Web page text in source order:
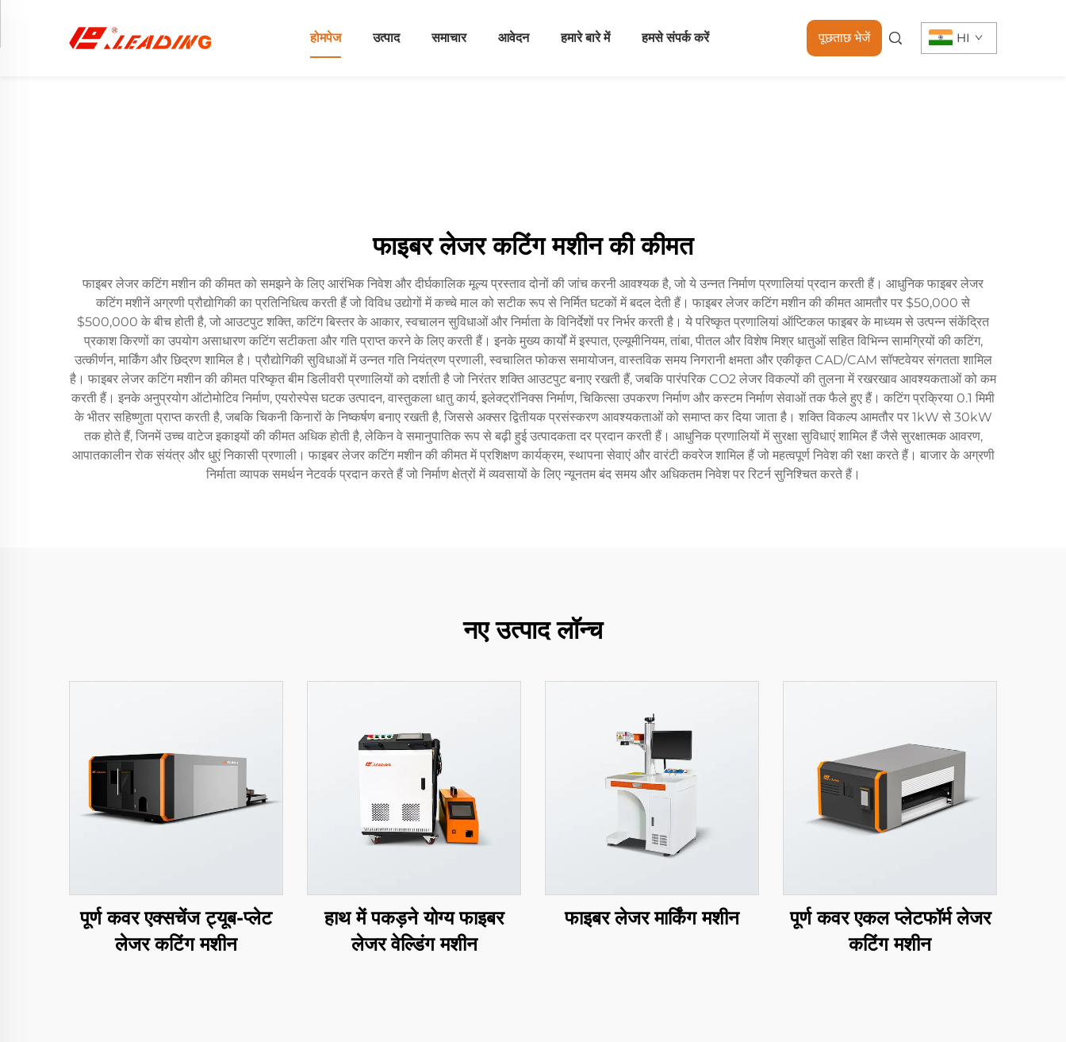
होमपेज उत्पाद समाचार आवेदन हमारे बारे में हमसे संपर्क करें पूछताछ भेजें HI
फाइबर लेजर कटिंग मशीन की कीमत
फाइबर लेजर कटिंग मशीन की कीमत को समझने के लिए आरंभिक निवेश और दीर्घकालिक मूल्य प्रस्ताव दोनों की जांच करनी आवश्यक है, जो ये उन्नत निर्माण प्रणालियां प्रदान करती हैं। आधुनिक फाइबर लेजर
कटिंग मशीनें अग्रणी प्रौद्योगिकी का प्रतिनिधित्व करती हैं जो विविध उद्योगों में कच्चे माल को सटीक रूप से निर्मित घटकों में बदल देती हैं। फाइबर लेजर कटिंग मशीन की कीमत आमतौर पर $50,000 से
$500,000 के बीच होती है, जो आउटपुट शक्ति, कटिंग बिस्तर के आकार, स्वचालन सुविधाओं और निर्माता के विनिर्देशों पर निर्भर करती है। ये परिष्कृत प्रणालियां ऑप्टिकल फाइबर के माध्यम से उत्पन्न संकेंद्रित
प्रकाश किरणों का उपयोग असाधारण कटिंग सटीकता और गति प्राप्त करने के लिए करती हैं। इनके मुख्य कार्यों में इस्पात, एल्यूमीनियम, तांबा, पीतल और विशेष मिश्र धातुओं सहित विभिन्न सामग्रियों की कटिंग,
उत्कीर्णन, मार्किंग और छिद्रण शामिल है। प्रौद्योगिकी सुविधाओं में उन्नत गति नियंत्रण प्रणाली, स्वचालित फोकस समायोजन, वास्तविक समय निगरानी क्षमता और एकीकृत CAD/CAM सॉफ्टवेयर संगतता शामिल
है। फाइबर लेजर कटिंग मशीन की कीमत परिष्कृत बीम डिलीवरी प्रणालियों को दर्शाती है जो निरंतर शक्ति आउटपुट बनाए रखती हैं, जबकि पारंपरिक CO2 लेजर विकल्पों की तुलना में रखरखाव आवश्यकताओं को कम
करती हैं। इनके अनुप्रयोग ऑटोमोटिव निर्माण, एयरोस्पेस घटक उत्पादन, वास्तुकला धातु कार्य, इलेक्ट्रॉनिक्स निर्माण, चिकित्सा उपकरण निर्माण और कस्टम निर्माण सेवाओं तक फैले हुए हैं। कटिंग प्रक्रिया 0.1 मिमी
के भीतर सहिष्णुता प्राप्त करती है, जबकि चिकनी किनारों के निष्कर्षण बनाए रखती है, जिससे अक्सर द्वितीयक प्रसंस्करण आवश्यकताओं को समाप्त कर दिया जाता है। शक्ति विकल्प आमतौर पर 1kW से 30kW
तक होते हैं, जिनमें उच्च वाटेज इकाइयों की कीमत अधिक होती है, लेकिन वे समानुपातिक रूप से बढ़ी हुई उत्पादकता दर प्रदान करती हैं। आधुनिक प्रणालियों में सुरक्षा सुविधाएं शामिल हैं जैसे सुरक्षात्मक आवरण,
आपातकालीन रोक संयंत्र और धुएं निकासी प्रणाली। फाइबर लेजर कटिंग मशीन की कीमत में प्रशिक्षण कार्यक्रम, स्थापना सेवाएं और वारंटी कवरेज शामिल हैं जो महत्वपूर्ण निवेश की रक्षा करते हैं। बाजार के अग्रणी
निर्माता व्यापक समर्थन नेटवर्क प्रदान करते हैं जो निर्माण क्षेत्रों में व्यवसायों के लिए न्यूनतम बंद समय और अधिकतम निवेश पर रिटर्न सुनिश्चित करते हैं।
नए उत्पाद लॉन्च
पूर्ण कवर एक्सचेंज ट्यूब-प्लेट
लेजर कटिंग मशीन
हाथ में पकड़ने योग्य फाइबर
लेजर वेल्डिंग मशीन
फाइबर लेजर मार्किंग मशीन
पूर्ण कवर एकल प्लेटफॉर्म लेजर
कटिंग मशीन